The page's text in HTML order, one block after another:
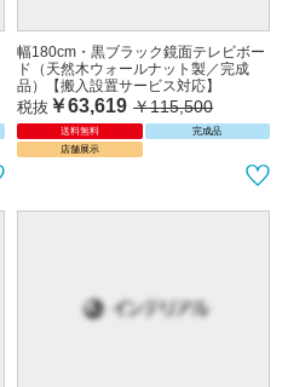
幅180cm・黒ブラック鏡面テレビボー
ド（天然木ウォールナット製／完成
品）【搬入設置サービス対応】
税抜 ￥63,619 ￥115,500
送料無料
完成品
店舗展示